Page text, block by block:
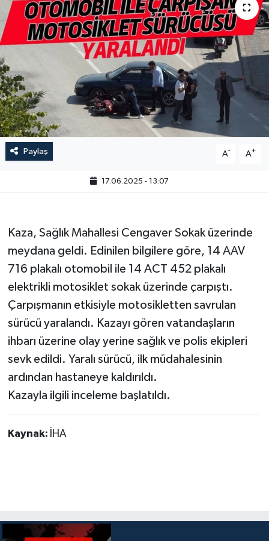
Paylaş A- A+
17.06.2025 - 13:07
Kaza, Sağlık Mahallesi Cengaver Sokak üzerinde
meydana geldi. Edinilen bilgilere göre, 14 AAV
716 plakalı otomobil ile 14 ACT 452 plakalı
elektrikli motosiklet sokak üzerinde çarpıştı.
Çarpışmanın etkisiyle motosikletten savrulan
sürücü yaralandı. Kazayı gören vatandaşların
ihbarı üzerine olay yerine sağlık ve polis ekipleri
sevk edildi. Yaralı sürücü, ilk müdahalesinin
ardından hastaneye kaldırıldı.
Kazayla ilgili inceleme başlatıldı.
Kaynak: İHA